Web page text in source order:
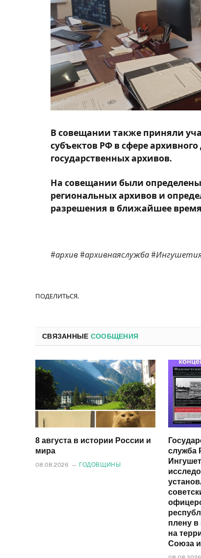
В совещании также приняли
субъектов РФ в сфере
государственных архивов.
На совещании были
региональных архивов и
разрешения в ближайшее
#архив #архивнаяслужба
ПОДЕЛИТЬСЯ.
СВЯЗАННЫЕ СООБЩЕНИЯ
8 августа в истории России и
мира
08.08.2026 ГОДОВЩИНЫ
служба
плену в
на
Союза